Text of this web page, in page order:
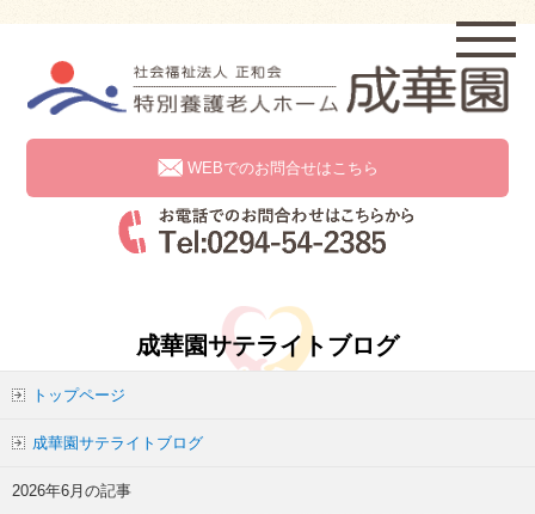
WEBでのお問合せはこちら
成華園サテライトブログ
トップページ
成華園サテライトブログ
2026年6月の記事